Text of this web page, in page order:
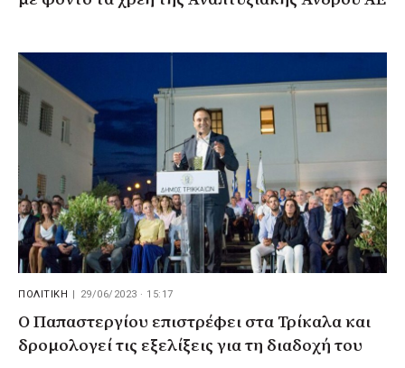
ΠΟΛΙΤΙΚΗ | 29/06/2023 · 15:17
Ο Παπαστεργίου επιστρέφει στα Τρίκαλα και
δρομολογεί τις εξελίξεις για τη διαδοχή του